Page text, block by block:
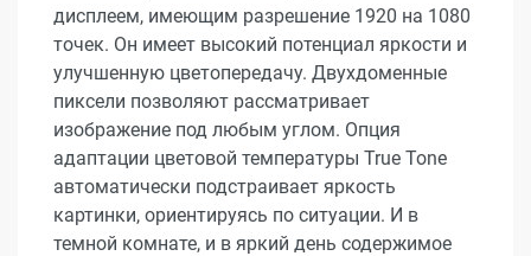
дисплеем, имеющим разрешение 1920 на 1080
точек. Он имеет высокий потенциал яркости и
улучшенную цветопередачу. Двухдоменные
пиксели позволяют рассматривает
изображение под любым углом. Опция
адаптации цветовой температуры True Tone
автоматически подстраивает яркость
картинки, ориентируясь по ситуации. И в
темной комнате, и в яркий день содержимое